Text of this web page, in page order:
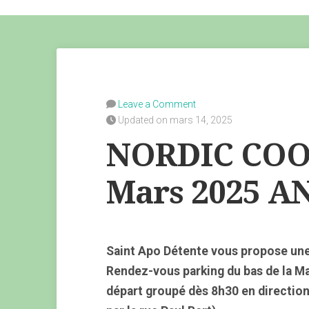
Leave a Comment
Updated on mars 14, 2025
NORDIC
Mars 2025
Saint Apo Détente vous propose
Rendez-vous parking du bas de la
départ groupé dès 8h30 en direction